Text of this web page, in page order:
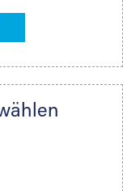
An zahlreichen
noch
alles